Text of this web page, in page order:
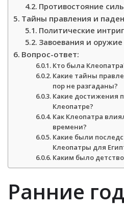
Противостояние
Тайны правления и
Политические
Завоевания и оружие
Вопрос-ответ:
Кто была
Какие тайны
пор не разгаданы?
Какие достижения
Клеопатре?
Как Клеопатра
времени?
Какие были
Клеопатры для
Каким было
Ранние